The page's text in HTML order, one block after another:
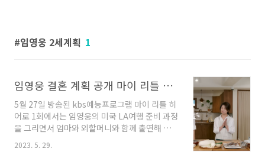
임영웅 2세계획 1
임영웅 결혼 계획 공개 마이 리틀 히어로 최고 시청률
5월 27일 방송된 kbs예능프로그램 마이 리틀 히
어로 1회에서는 임영웅의 미국 LA여행 준비 과정
을 그리면서 엄마와 외할머니와 함께 출연해 결
혼계획을 공개하고 집밥 레시피를 배우는 리얼하
고 편안한 모습으로 6.2%의 시청률을 기록하며
2023. 5. 29.